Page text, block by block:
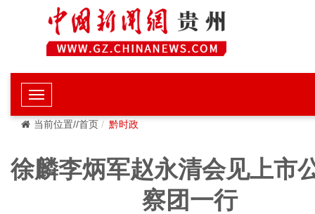
当前位置//首页 黔时政
徐麟李炳军赵永清会见上市
察团一行